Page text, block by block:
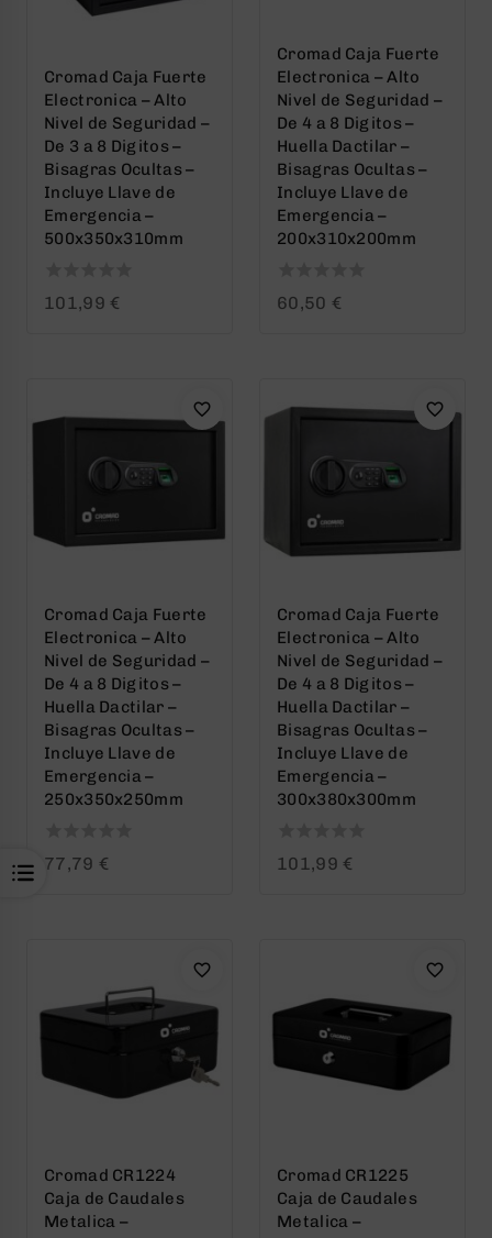
Cromad Caja Fuerte
Electronica – Alto
Nivel de Seguridad –
De 3 a 8 Digitos –
Bisagras Ocultas –
Incluye Llave de
Emergencia –
500x350x310mm
0101,99 €
Cromad Caja Fuerte
Electronica – Alto
Nivel de Seguridad –
De 4 a 8 Digitos –
Huella Dactilar –
Bisagras Ocultas –
Incluye Llave de
Emergencia –
200x310x200mm
0
60,50 €
Cromad Caja Fuerte
Electronica – Alto
Nivel de Seguridad –
De 4 a 8 Digitos –
Huella Dactilar –
Bisagras Ocultas –
Incluye Llave de
Emergencia –
250x350x250mm
0
77,79 €
Cromad Caja Fuerte
Electronica – Alto
Nivel de Seguridad –
De 4 a 8 Digitos –
Huella Dactilar –
Bisagras Ocultas –
Incluye Llave de
Emergencia –
300x380x300mm
0101,99 €
Cromad CR1224
Caja de Caudales
Metalica –
Cromad CR1225
Caja de Caudales
Metalica –